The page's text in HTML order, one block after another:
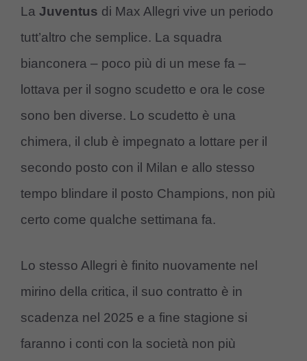
La Juventus di Max Allegri vive un periodo
tutt’altro che semplice. La squadra
bianconera – poco più di un mese fa –
lottava per il sogno scudetto e ora le cose
sono ben diverse. Lo scudetto è una
chimera, il club è impegnato a lottare per il
secondo posto con il Milan e allo stesso
tempo blindare il posto Champions, non più
certo come qualche settimana fa.
Lo stesso Allegri è finito nuovamente nel
mirino della critica, il suo contratto è in
scadenza nel 2025 e a fine stagione si
faranno i conti con la società non più